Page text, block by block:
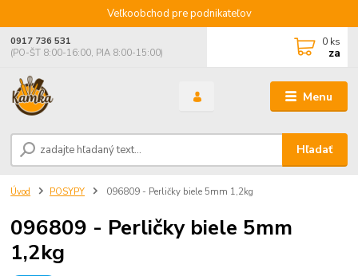
Veľkoobchod pre podnikateľov
Menu
Hľadať
0917 736 531
(PO-ŠT 8:00-16:00, PIA 8:00-15:00)
0 ks
za
Úvod POSYPY 096809 - Perličky biele 5mm 1,2kg
096809 - Perličky biele 5mm
1,2kg